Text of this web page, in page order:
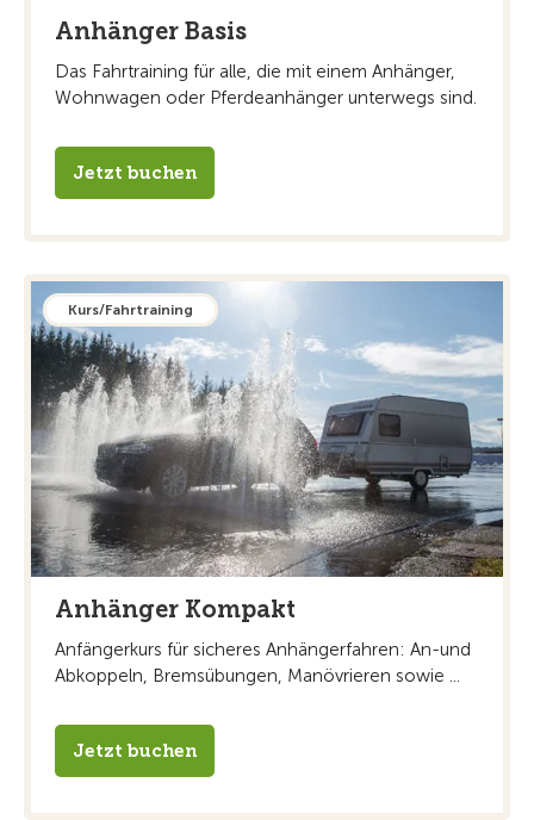
Anhänger Basis
Das Fahrtraining für alle, die mit einem Anhänger,
Wohnwagen oder Pferdeanhänger unterwegs sind.
Jetzt buchen
Kurs/Fahrtraining
Anhänger Kompakt
Anfängerkurs für sicheres Anhängerfahren: An-und
Abkoppeln, Bremsübungen, Manövrieren sowie ...
Jetzt buchen